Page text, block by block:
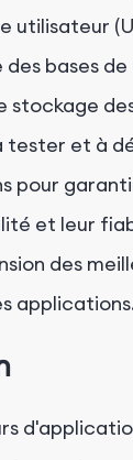
utilisateur
des bases
stockage
tester et à
pour
et leur
des